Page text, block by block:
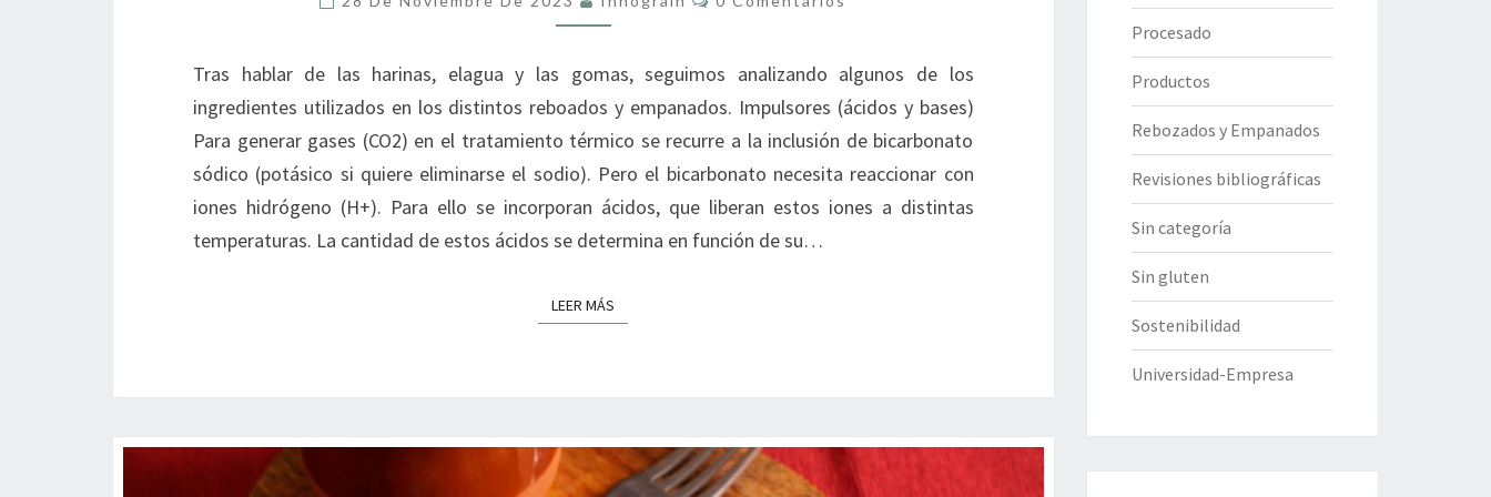
II
Tras hablar de las harinas, elagua y las gomas, seguimos analizando algunos de los
ingredientes utilizados en los distintos reboados y empanados. Impulsores (ácidos y bases)
Para generar gases (CO2) en el tratamiento térmico se recurre a la inclusión de bicarbonato
sódico (potásico si quiere eliminarse el sodio). Pero el bicarbonato necesita reaccionar con
iones hidrógeno (H+). Para ello se incorporan ácidos, que liberan estos iones a distintas
temperaturas. La cantidad de estos ácidos se determina en función de su…
LEER MÁS
Procesado
Productos
Rebozados y Empanados
Revisiones bibliográficas
Sin categoría
Sin gluten
Sostenibilidad
Universidad-Empresa